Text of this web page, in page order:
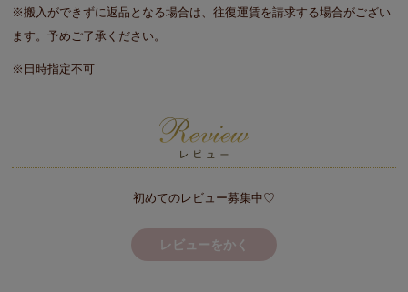
※搬入ができずに返品となる場合は、往復運賃を請求する場合がござい
ます。予めご了承ください。
※日時指定不可
初めてのレビュー募集中♡
レビューをかく